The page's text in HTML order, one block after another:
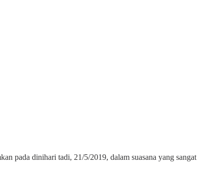
pada dinihari tadi, 21/5/2019, dalam suasana yang sangat